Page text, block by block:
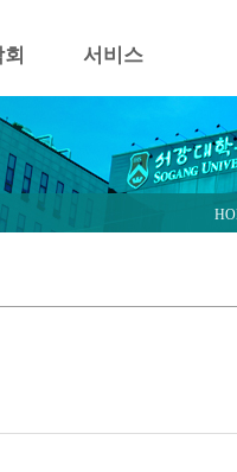
서비스